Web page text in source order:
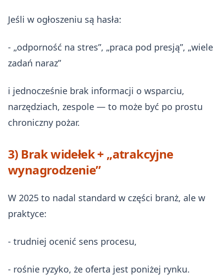
Jeśli w ogłoszeniu są hasła:
- „odporność na stres”, „praca pod presją”, „wiele
zadań naraz”
i jednocześnie brak informacji o wsparciu,
narzędziach, zespole — to może być po prostu
chroniczny pożar.
3) Brak widełek + „atrakcyjne
wynagrodzenie”
W 2025 to nadal standard w części branż, ale w
praktyce:
- trudniej ocenić sens procesu,
- rośnie ryzyko, że oferta jest poniżej rynku.